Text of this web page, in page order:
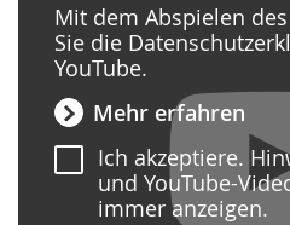
Mit dem Abspielen
Sie die
YouTube.
Mehr erfahren
Ich akzeptiere.
und YouTube-
immer anzeigen.